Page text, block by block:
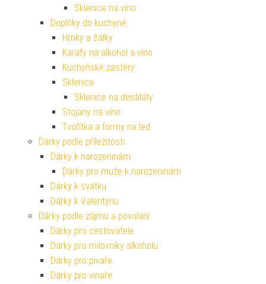
Sklenice na víno
Doplňky do kuchyně
Hrnky a šálky
Karafy na alkohol a víno
Kuchyňské zástěry
Sklenice
Sklenice na destiláty
Stojany na víno
Tvořítka a formy na led
Dárky podle příležitosti
Dárky k narozeninám
Dárky pro muže k narozeninám
Dárky k svátku
Dárky k Valentýnu
Dárky podle zájmu a povolání
Dárky pro cestovatele
Dárky pro milovníky alkoholu
Dárky pro pivaře
Dárky pro vinaře